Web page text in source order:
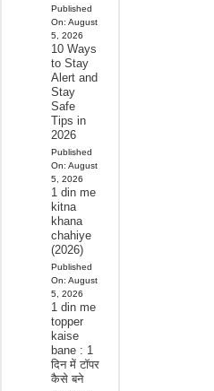
Published
On: August
5, 2026
10 Ways
to Stay
Alert and
Stay
Safe
Tips in
2026
Published
On: August
5, 2026
1 din me
kitna
khana
chahiye
(2026)
Published
On: August
5, 2026
1 din me
topper
kaise
bane : 1
दिन में टॉपर
कैसे बने